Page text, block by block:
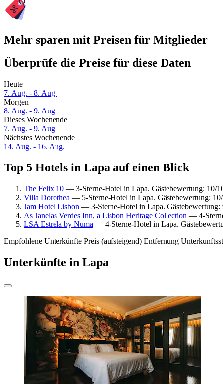
Mehr sparen mit Preisen für Mitglieder
Überprüfe die Preise für diese Daten
Heute
7. Aug. - 8. Aug.
Morgen
8. Aug. - 9. Aug.
Dieses Wochenende
7. Aug. - 9. Aug.
Nächstes Wochenende
14. Aug. - 16. Aug.
Top 5 Hotels in Lapa auf einen Blick
The Felix 10 — 3-Sterne-Hotel in Lapa. Gästebewertung: 10/
Villa Dorothea — 5-Sterne-Hotel in Lapa. Gästebewertung:
Jam Hotel Lisbon — 3-Sterne-Hotel in Lapa.
As Janelas Verdes Inn, a Lisbon Heritage Collection — 4-
LSA Estrela by Numa — 4-Sterne-Hotel in Lapa.
Empfohlene Unterkünfte Preis (aufsteigend) Entfernung
Unterkünfte in Lapa